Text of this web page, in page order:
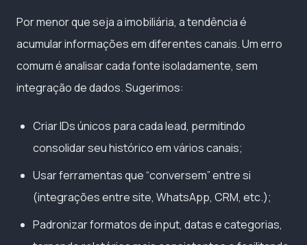
Por menor que seja a imobiliária, a tendência é
acumular informações em diferentes canais. Um erro
comum é analisar cada fonte isoladamente, sem
integração de dados. Sugerimos:
Criar IDs únicos para cada lead, permitindo
consolidar seu histórico em vários canais;
Usar ferramentas que “conversem” entre si
(integrações entre site, WhatsApp, CRM, etc.);
Padronizar formatos de input, datas e categorias,